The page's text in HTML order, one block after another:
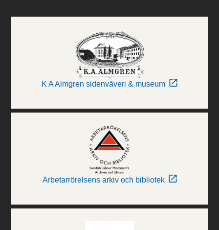
K A Almgren sidenväveri & museum
Arbetarrörelsens arkiv och bibliotek